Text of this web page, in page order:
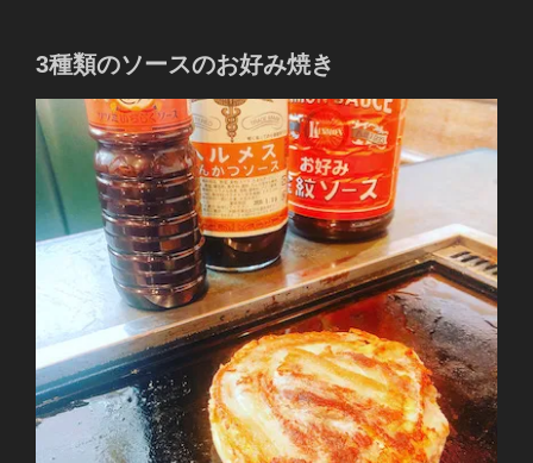
3種類のソースのお好み焼き